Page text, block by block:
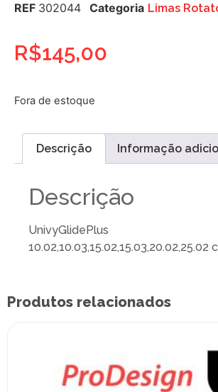
REF 302044 Categoria Limas
R$145,00
Fora de estoque
Descrição Informação
Descrição
UnivyGlidePlus
Produtos relacionados